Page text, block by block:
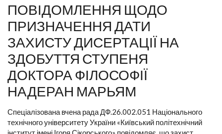
ПОВІДОМЛЕННЯ ЩОДО
ПРИЗНАЧЕННЯ ДАТИ
ЗАХИСТУ ДИСЕРТАЦІЇ НА
ЗДОБУТТЯ СТУПЕНЯ
ДОКТОРА ФІЛОСОФІЇ
НАДЕРАН МАРЬЯМ
Спеціалізована вчена рада ДФ.26.002.051 Національного
технічного університету України «Київський політехнічний